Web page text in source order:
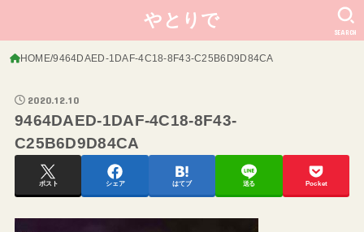
やとりで
SEARCH
HOME 9464DAED-1DAF-4C18-8F43-C25B6D9D84CA
2020.12.10
9464DAED-1DAF-4C18-8F43-
C25B6D9D84CA
ポスト シェア はてブ 送る Pocket